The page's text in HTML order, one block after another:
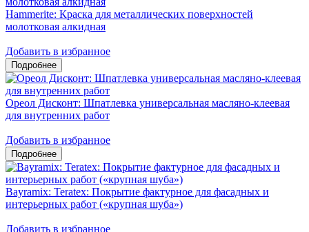
Hammerite: Краска для металлических поверхностей
молотковая алкидная
Добавить в избранное
Ореол Дисконт: Шпатлевка универсальная масляно-клеевая
для внутренних работ
Добавить в избранное
Bayramix: Teratex: Покрытие фактурное для фасадных и
интерьерных работ («крупная шуба»)
Добавить в избранное